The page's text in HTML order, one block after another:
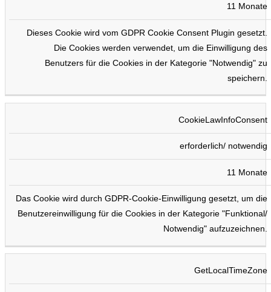
11 Monate
Dieses Cookie wird vom GDPR Cookie Consent Plugin gesetzt.
Die Cookies werden verwendet, um die Einwilligung des
Benutzers für die Cookies in der Kategorie "Notwendig" zu
speichern.
CookieLawInfoConsent
erforderlich/ notwendig
11 Monate
Das Cookie wird durch GDPR-Cookie-Einwilligung gesetzt, um die
Benutzereinwilligung für die Cookies in der Kategorie "Funktional/
Notwendig" aufzuzeichnen.
GetLocalTimeZone